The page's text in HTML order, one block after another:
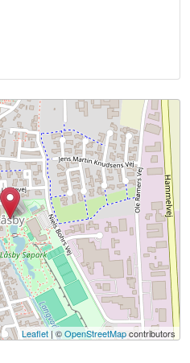
Leaflet | ©OpenStreetMapcontributors